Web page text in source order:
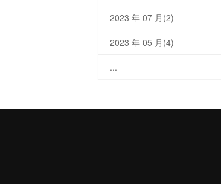
2023 年 07 月(2)
2023 年 05 月(4)
...